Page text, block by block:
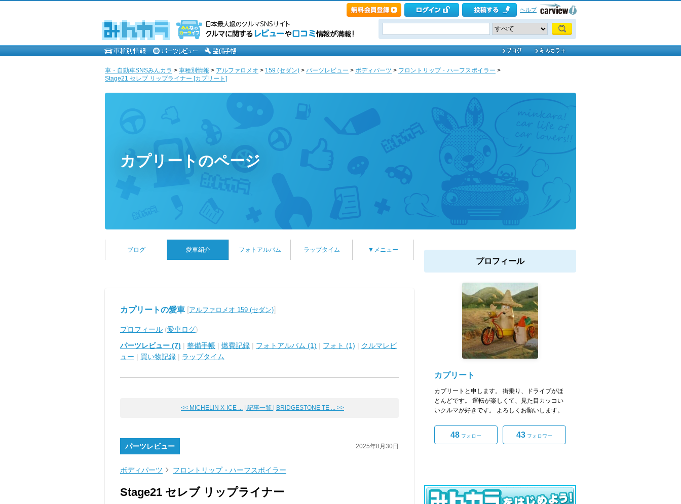
ヘルプ
車・自動車SNSみんカラ > 車種別情報 > アルファロメオ > 159 (セダン) > パーツレビュー > ボディパーツ > フロントリップ・ハーフスポイラー >
Stage21 セレブ リップライナー [カプリート]
カプリートのページ
ブログ 愛車紹介 フォトアルバム ラップタイム ▼メニュー
カプリートの愛車 [アルファロメオ 159 (セダン)]
プロフィール (愛車ログ)
パーツレビュー (7) | 整備手帳 | 燃費記録 | フォトアルバム (1) | フォト (1) | クルマレビ
ュー | 買い物記録 | ラップタイム
<< MICHELIN X-ICE ... | 記事一覧 | BRIDGESTONE TE ... >>
パーツレビュー 2025年8月30日
ボディパーツ フロントリップ・ハーフスポイラー
Stage21 セレブ リップライナー
プロフィール
カプリート
カプリートと申します。 街乗り、ドライブがほ
とんどです。 運転が楽しくて、見た目カッコい
いクルマが好きです。 よろしくお願いします。
48 フォロー 43 フォロワー